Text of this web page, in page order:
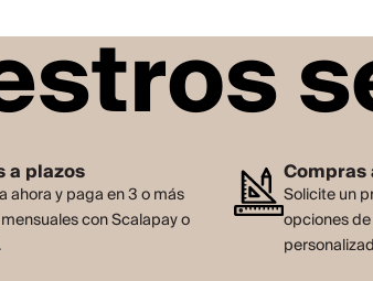
a plazos
ahora y paga en 3 o más
con Scalapay o
Compras
Solicite un
opciones